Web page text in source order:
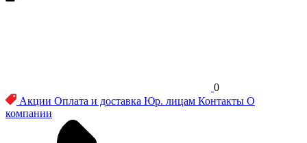
0
Акции Оплата и доставка Юр. лицам Контакты О
компании